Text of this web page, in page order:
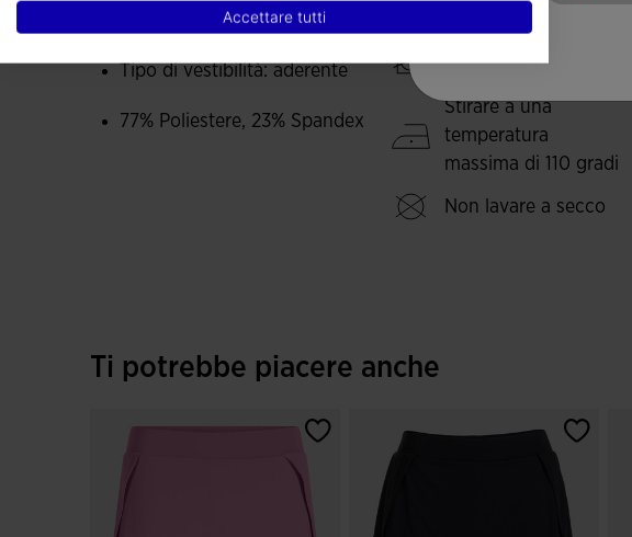
Libertà di movimento
Tipo di vestibilità: aderente
77% Poliestere, 23% Spandex
candeggina
Stirare a una
temperatura
massima di 110 gradi
Non lavare a secco
Ti potrebbe piacere anche
Accettare tutti